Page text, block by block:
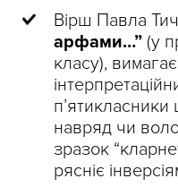
Вірш Павла
арфами…” (у
класу),
п’ятикласники
навряд чи
зразок
рясніє